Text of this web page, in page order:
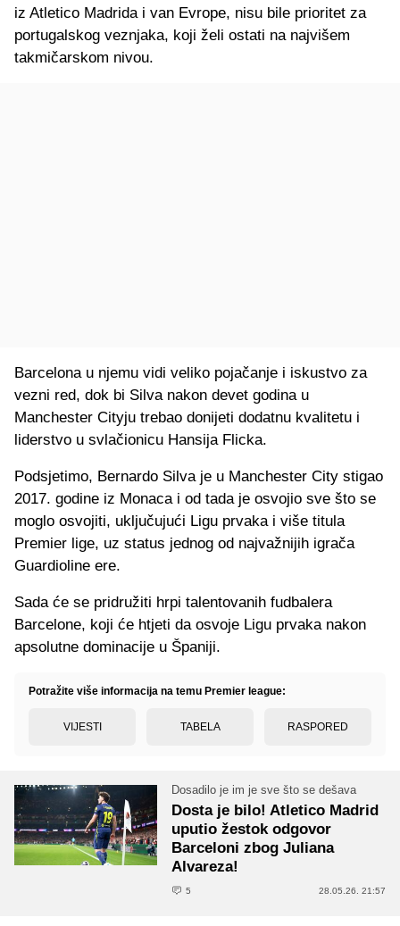
iz Atletico Madrida i van Evrope, nisu bile prioritet za
portugalskog veznjaka, koji želi ostati na najvišem
takmičarskom nivou.
Barcelona u njemu vidi veliko pojačanje i iskustvo za
vezni red, dok bi Silva nakon devet godina u
Manchester Cityju trebao donijeti dodatnu kvalitetu i
liderstvo u svlačionicu Hansija Flicka.
Podsjetimo, Bernardo Silva je u Manchester City stigao
2017. godine iz Monaca i od tada je osvojio sve što se
moglo osvojiti, uključujući Ligu prvaka i više titula
Premier lige, uz status jednog od najvažnijih igrača
Guardioline ere.
Sada će se pridružiti hrpi talentovanih fudbalera
Barcelone, koji će htjeti da osvoje Ligu prvaka nakon
apsolutne dominacije u Španiji.
Potražite više informacija na temu Premier league:
VIJESTI TABELA RASPORED
Dosadilo je im je sve što se dešava
Dosta je bilo! Atletico Madrid
uputio žestok odgovor
Barceloni zbog Juliana
Alvareza!
5 28.05.26. 21:57